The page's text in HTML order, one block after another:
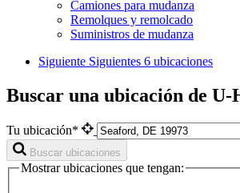
Camiones para mudanza
Remolques y remolcado
Suministros de mudanza
Siguiente Siguientes 6 ubicaciones
Buscar una ubicación de U-
Tu ubicación*
Buscar ubicaciones
Mostrar ubicaciones que tengan: